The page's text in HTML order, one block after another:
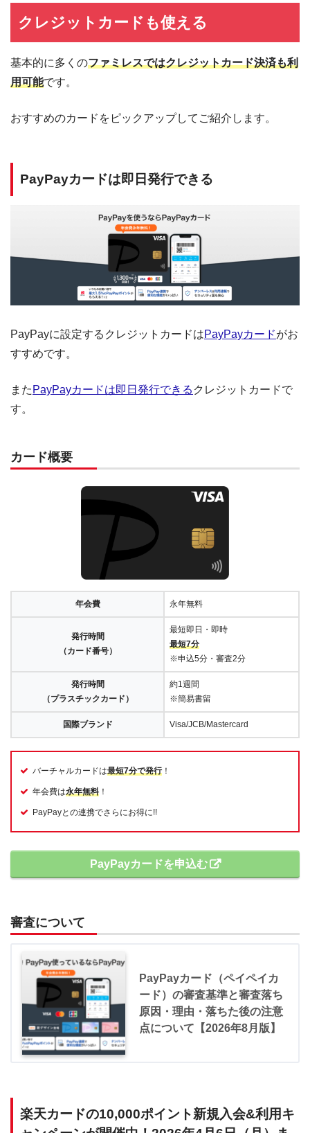
クレジットカードも使える
基本的に多くのファミレスではクレジットカード決済も利
用可能です。
おすすめのカードをピックアップしてご紹介します。
PayPayカードは即日発行できる
PayPayに設定するクレジットカードはPayPayカードがお
すすめです。
また PayPayカードは即日発行できる クレジットカードで
す。
カード概要
年会費 永年無料
発行時間
（カード番号）
最短即日・即時
最短7分
※申込5分・審査2分
発行時間
（プラスチックカード）
約1週間
※簡易書留
国際ブランド Visa/JCB/Mastercard
バーチャルカードは最短7分で発行！
年会費は永年無料 ！
PayPayとの連携でさらにお得に!!
PayPayカードを申込む
審査について
PayPayカード（ペイペイカ
ード）の審査基準と審査落ち
原因・理由・落ちた後の注意
点について【2026年8月版】
楽天カードの10,000ポイント新規入会&利用キ